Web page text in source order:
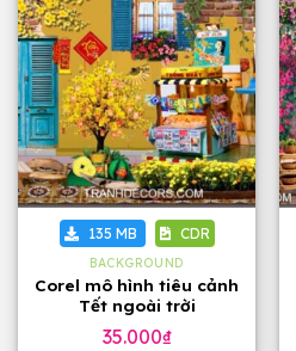
135 MB CDR
BACKGROUND
Corel mô hình tiêu cảnh
Tết ngoài trời
35.000₫